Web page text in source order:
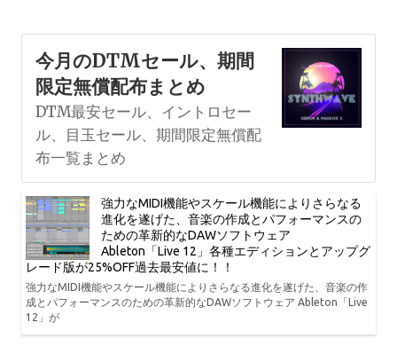
今月のDTMセール、期間
限定無償配布まとめ
DTM最安セール、イントロセー
ル、目玉セール、期間限定無償配
布一覧まとめ
強力なMIDI機能やスケール機能によりさらなる
進化を遂げた、音楽の作成とパフォーマンスの
ための革新的なDAWソフトウェア
Ableton「Live 12」各種エディションとアップグ
レード版が25%OFF過去最安値に！！
強力なMIDI機能やスケール機能によりさらなる進化を遂げた、音楽の作
成とパフォーマンスのための革新的なDAWソフトウェア Ableton「Live
12」が